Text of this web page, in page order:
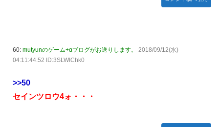
60: mutyunのゲーム+αブログがお送りします。
2018/09/12(水)
04:11:44.52 ID:3SLWIChk0
>>50
セインツロウ4ォ・・・